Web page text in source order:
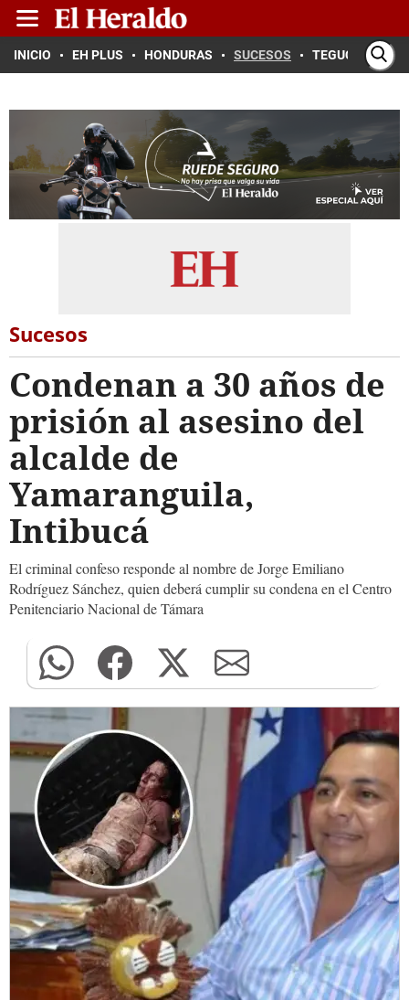
INICIO EH PLUS HONDURAS SUCESOS TEGUCIGALPA
Sucesos
Condenan a 30 años de
prisión al asesino del
alcalde de
Yamaranguila,
Intibucá
El criminal confeso responde al nombre de Jorge Emiliano
Rodríguez Sánchez, quien deberá cumplir su condena en el Centro
Penitenciario Nacional de Támara